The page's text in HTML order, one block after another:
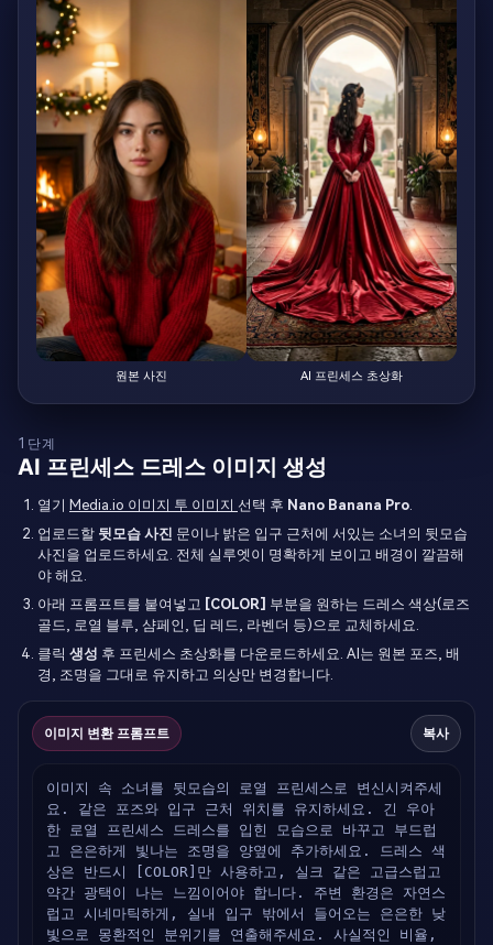
원본 사진 AI 프린세스 초상화
1단계
AI 프린세스 드레스 이미지 생성
열기 Media.io 이미지 투 이미지 선택 후 Nano Banana Pro
업로드할 뒷모습 사진 문이나 밝은 입구 근처에 서있는 소녀의 뒷모습
사진을 업로드하세요. 전체 실루엣이 명확하게 보이고 배경이 깔끔해
야 해요.
아래 프롬프트를 붙여넣고 [COLOR] 부분을 원하는 드레스 색상(로즈
골드, 로열 블루, 샴페인, 딥 레드, 라벤더 등)으로 교체하세요.
클릭 생성 후 프린세스 초상화를 다운로드하세요. AI는 원본 포즈, 배
경, 조명을 그대로 유지하고 의상만 변경합니다.
이미지 변환 프롬프트 복사
이미지 속 소녀를 뒷모습의 로열 프린세스로 변신시켜주세
요. 같은 포즈와 입구 근처 위치를 유지하세요. 긴 우아
한 로열 프린세스 드레스를 입힌 모습으로 바꾸고 부드럽
고 은은하게 빛나는 조명을 양옆에 추가하세요. 드레스 색
상은 반드시 [COLOR]만 사용하고, 실크 같은 고급스럽고
약간 광택이 나는 느낌이어야 합니다. 주변 환경은 자연스
럽고 시네마틱하게, 실내 입구 밖에서 들어오는 은은한 낮
빛으로 몽환적인 분위기를 연출해주세요. 사실적인 비율,